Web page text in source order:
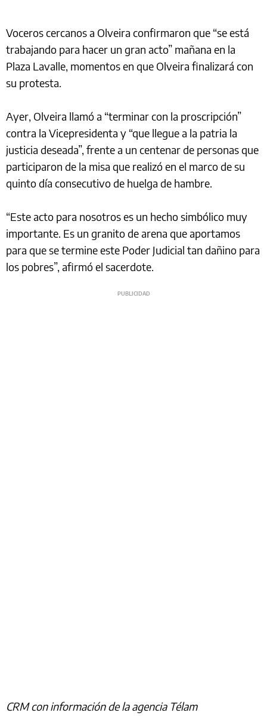
Voceros cercanos a Olveira confirmaron que “se está
trabajando para hacer un gran acto” mañana en la
Plaza Lavalle, momentos en que Olveira finalizará con
su protesta.
Ayer, Olveira llamó a “terminar con la proscripción”
contra la Vicepresidenta y “que llegue a la patria la
justicia deseada”, frente a un centenar de personas que
participaron de la misa que realizó en el marco de su
quinto día consecutivo de huelga de hambre.
“Este acto para nosotros es un hecho simbólico muy
importante. Es un granito de arena que aportamos
para que se termine este Poder Judicial tan dañino para
los pobres”, afirmó el sacerdote.
CRM con información de la agencia Télam